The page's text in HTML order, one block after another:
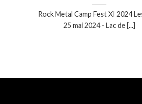
Rock Metal Camp Fest XI 2024
25 mai 2024 - Lac de [...]